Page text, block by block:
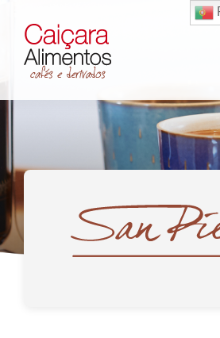
Sobre o grupo
Máquinas de café
Locação e vendas de máquinas de café
Insumos para máquinas de café
Manutenção e oficina
Nossas marcas
Produtos